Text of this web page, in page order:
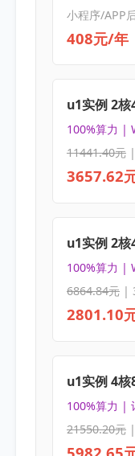
小程序/APP
408元/年
u1实例 2核
100%算力 |
11441.40元|
3657.62
u1实例 2核
100%算力 |
6864.84元|
2801.10
u1实例 4核
100%算力 |
21550.20元|